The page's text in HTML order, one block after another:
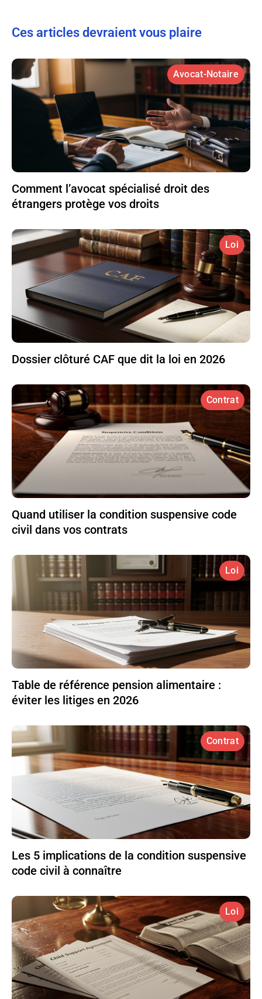
Ces articles devraient vous plaire
Avocat-Notaire
Comment l’avocat spécialisé droit des
étrangers protège vos droits
Loi
Dossier clôturé CAF que dit la loi en 2026
Contrat
Quand utiliser la condition suspensive code
civil dans vos contrats
Loi
Table de référence pension alimentaire :
éviter les litiges en 2026
Contrat
Les 5 implications de la condition suspensive
code civil à connaître
Loi